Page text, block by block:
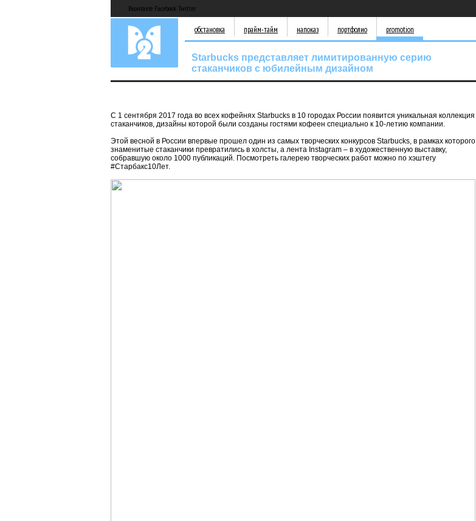
Вконтакте Facebook Twitter
обстановка прайм-тайм напоказ портфолио promotion
Starbucks представляет лимитированную серию
стаканчиков с юбилейным дизайном
С 1 сентября 2017 года во всех кофейнях Starbucks в 10 городах России появится уникальная коллекция
стаканчиков, дизайны которой были созданы гостями кофеен специально к 10-летию компании.
Этой весной в России впервые прошел один из самых творческих конкурсов Starbucks, в рамках которого
знаменитые стаканчики превратились в холсты, а лента Instagram – в художественную выставку,
собравшую около 1000 публикаций. Посмотреть галерею творческих работ можно по хэштегу
#Старбакс10Лет.